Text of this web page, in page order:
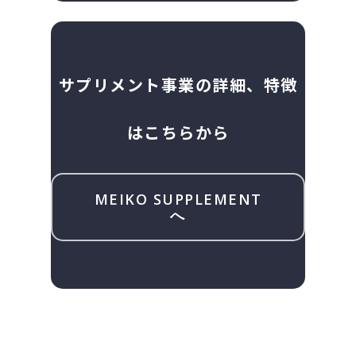
サプリメント事業の詳細、特徴
はこちらから
MEIKO SUPPLEMENT
へ